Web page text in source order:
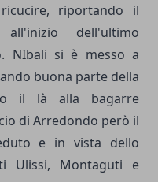
riportando il
dell'ultimo
NIbali si è messo a
buona parte della
il là alla bagarre
di Arredondo però il
e in vista dello
Ulissi, Montaguti e